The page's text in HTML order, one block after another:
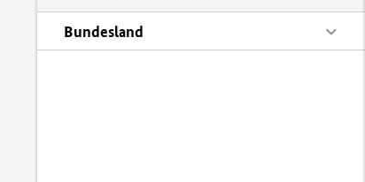
Bundesland